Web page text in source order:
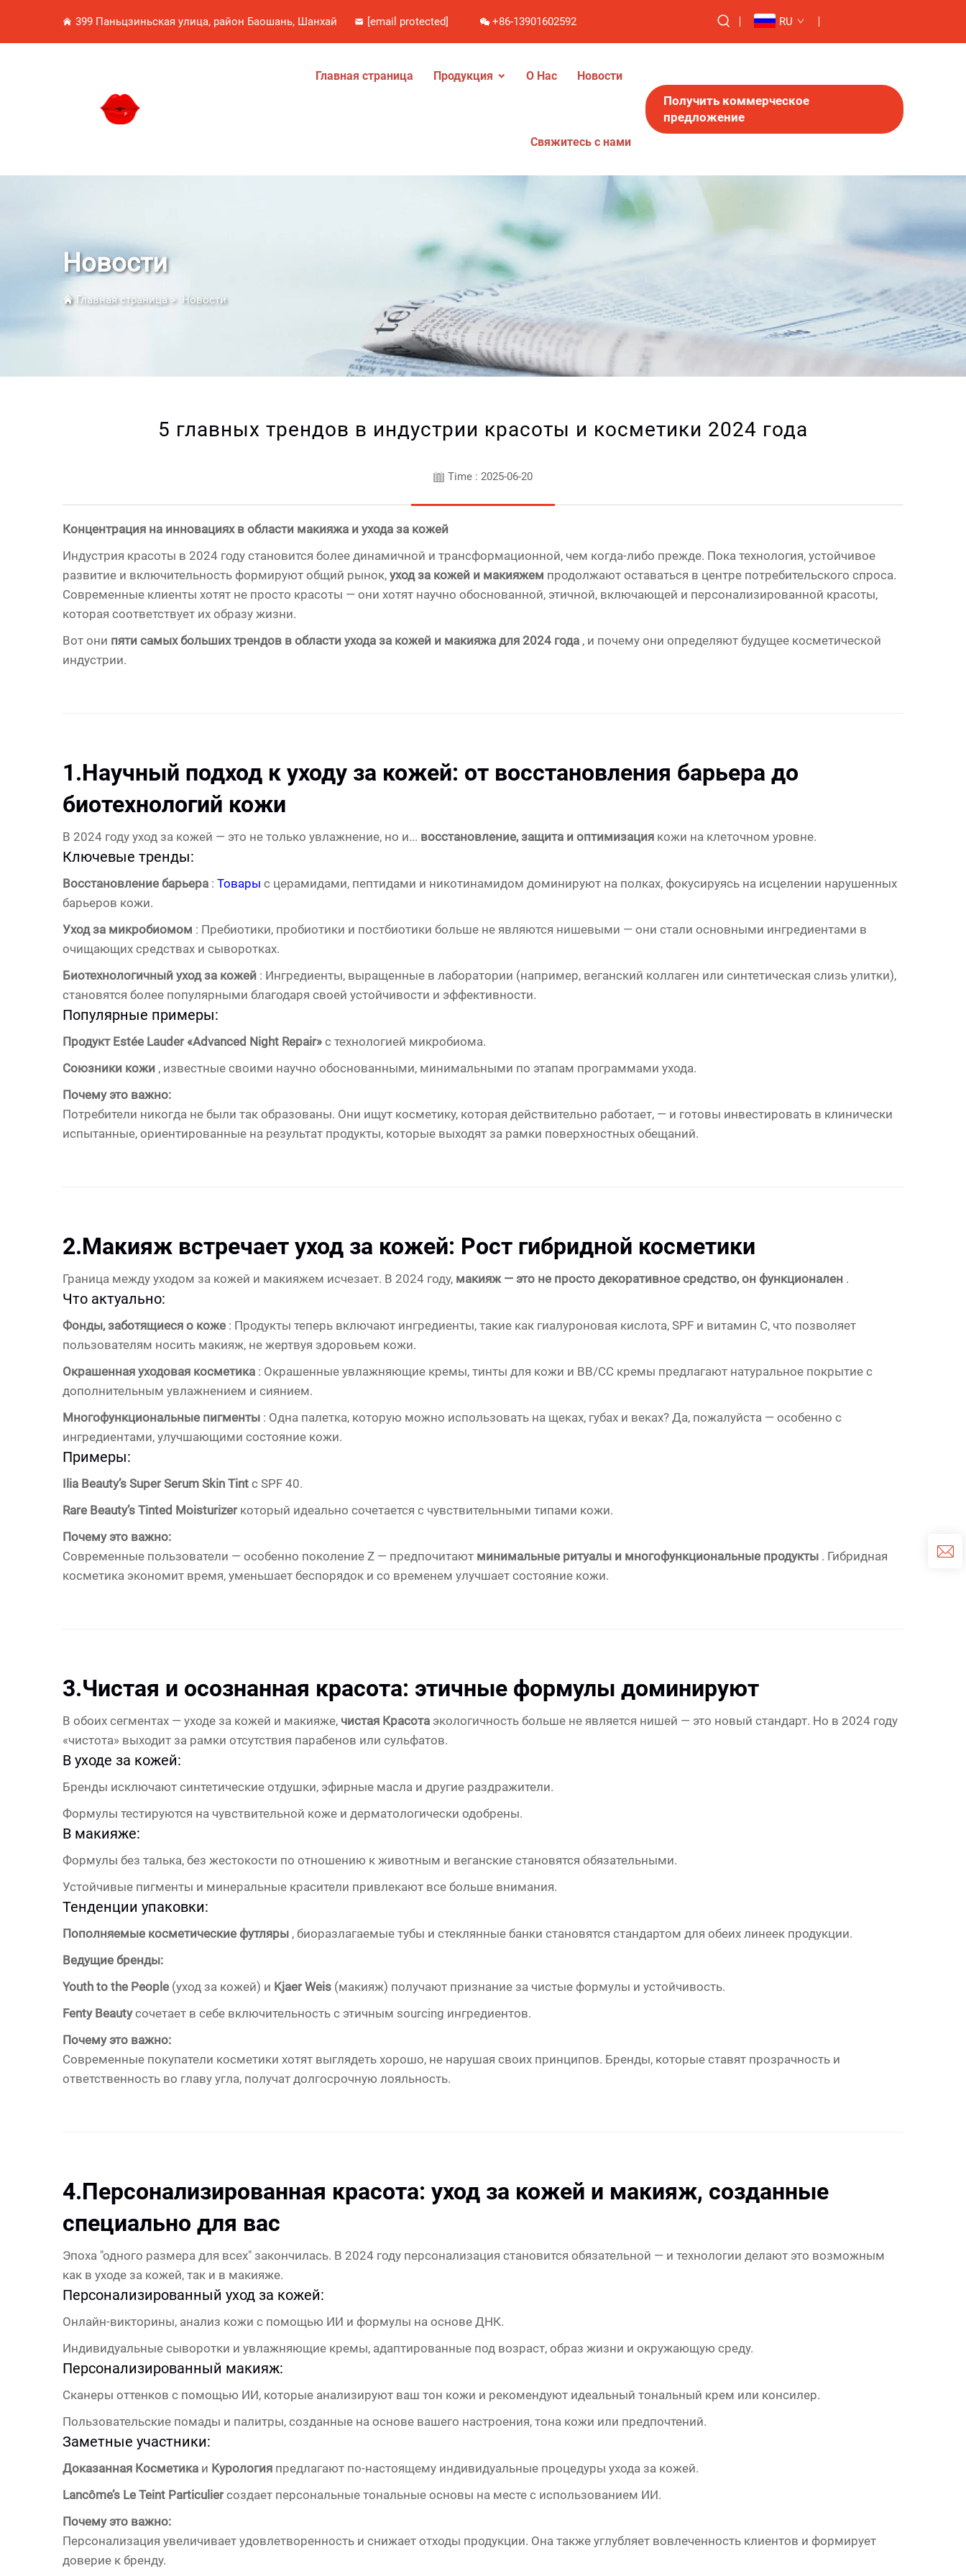
399 Паньцзиньская улица, район Баошань, Шанхай [email protected] +86-13901602592 RU
Главная страница Продукция О Нас Новости
Свяжитесь с нами
Получить коммерческое
предложение
Новости
Главная страница> Новости
5 главных трендов в индустрии красоты и косметики 2024 года
Time : 2025-06-20
Концентрация на инновациях в области макияжа и ухода за кожей
Индустрия красоты в 2024 году становится более динамичной и трансформационной, чем когда-либо прежде. Пока технология, устойчивое
развитие и включительность формируют общий рынок, уход за кожей и макияжем продолжают оставаться в центре потребительского спроса.
Современные клиенты хотят не просто красоты — они хотят научно обоснованной, этичной, включающей и персонализированной красоты,
которая соответствует их образу жизни.
Вот они пяти самых больших трендов в области ухода за кожей и макияжа для 2024 года , и почему они определяют будущее косметической
индустрии.
1.Научный подход к уходу за кожей: от восстановления барьера до
биотехнологий кожи
В 2024 году уход за кожей — это не только увлажнение, но и... восстановление, защита и оптимизация кожи на клеточном уровне.
Ключевые тренды:
Восстановление барьера : Товары с церамидами, пептидами и никотинамидом доминируют на полках, фокусируясь на исцелении нарушенных
барьеров кожи.
Уход за микробиомом : Пребиотики, пробиотики и постбиотики больше не являются нишевыми — они стали основными ингредиентами в
очищающих средствах и сыворотках.
Биотехнологичный уход за кожей : Ингредиенты, выращенные в лаборатории (например, веганский коллаген или синтетическая слизь улитки),
становятся более популярными благодаря своей устойчивости и эффективности.
Популярные примеры:
Продукт Estée Lauder «Advanced Night Repair» с технологией микробиома.
Союзники кожи , известные своими научно обоснованными, минимальными по этапам программами ухода.
Почему это важно:
Потребители никогда не были так образованы. Они ищут косметику, которая действительно работает, — и готовы инвестировать в клинически
испытанные, ориентированные на результат продукты, которые выходят за рамки поверхностных обещаний.
2.Макияж встречает уход за кожей: Рост гибридной косметики
Граница между уходом за кожей и макияжем исчезает. В 2024 году, макияж — это не просто декоративное средство, он функционален .
Что актуально:
Фонды, заботящиеся о коже : Продукты теперь включают ингредиенты, такие как гиалуроновая кислота, SPF и витамин C, что позволяет
пользователям носить макияж, не жертвуя здоровьем кожи.
Окрашенная уходовая косметика : Окрашенные увлажняющие кремы, тинты для кожи и BB/CC кремы предлагают натуральное покрытие с
дополнительным увлажнением и сиянием.
Многофункциональные пигменты : Одна палетка, которую можно использовать на щеках, губах и веках? Да, пожалуйста — особенно с
ингредиентами, улучшающими состояние кожи.
Примеры:
Ilia Beauty’s Super Serum Skin Tint с SPF 40.
Rare Beauty’s Tinted Moisturizer который идеально сочетается с чувствительными типами кожи.
Почему это важно:
Современные пользователи — особенно поколение Z — предпочитают минимальные ритуалы и многофункциональные продукты . Гибридная
косметика экономит время, уменьшает беспорядок и со временем улучшает состояние кожи.
3.Чистая и осознанная красота: этичные формулы доминируют
В обоих сегментах — уходе за кожей и макияже, чистая Красота экологичность больше не является нишей — это новый стандарт. Но в 2024 году
«чистота» выходит за рамки отсутствия парабенов или сульфатов.
В уходе за кожей:
Бренды исключают синтетические отдушки, эфирные масла и другие раздражители.
Формулы тестируются на чувствительной коже и дерматологически одобрены.
В макияже:
Формулы без талька, без жестокости по отношению к животным и веганские становятся обязательными.
Устойчивые пигменты и минеральные красители привлекают все больше внимания.
Тенденции упаковки:
Пополняемые косметические футляры , биоразлагаемые тубы и стеклянные банки становятся стандартом для обеих линеек продукции.
Ведущие бренды:
Youth to the People (уход за кожей) и Kjaer Weis (макияж) получают признание за чистые формулы и устойчивость.
Fenty Beautyсочетает в себе включительность с этичным sourcing ингредиентов.
Почему это важно:
Современные покупатели косметики хотят выглядеть хорошо, не нарушая своих принципов. Бренды, которые ставят прозрачность и
ответственность во главу угла, получат долгосрочную лояльность.
4.Персонализированная красота: уход за кожей и макияж, созданные
специально для вас
Эпоха "одного размера для всех" закончилась. В 2024 году персонализация становится обязательной — и технологии делают это возможным
как в уходе за кожей, так и в макияже.
Персонализированный уход за кожей:
Онлайн-викторины, анализ кожи с помощью ИИ и формулы на основе ДНК.
Индивидуальные сыворотки и увлажняющие кремы, адаптированные под возраст, образ жизни и окружающую среду.
Персонализированный макияж:
Сканеры оттенков с помощью ИИ, которые анализируют ваш тон кожи и рекомендуют идеальный тональный крем или консилер.
Пользовательские помады и палитры, созданные на основе вашего настроения, тона кожи или предпочтений.
Заметные участники:
Доказанная Косметика и Курология предлагают по-настоящему индивидуальные процедуры ухода за кожей.
Lancôme’s Le Teint Particulierсоздает персональные тональные основы на месте с использованием ИИ.
Почему это важно:
Персонализация увеличивает удовлетворенность и снижает отходы продукции. Она также углубляет вовлеченность клиентов и формирует
доверие к бренду.